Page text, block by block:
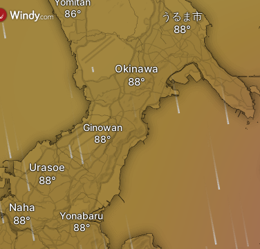
Yonabaru
Naha
Urasoe
Ginowan
Okinawa
うるま市